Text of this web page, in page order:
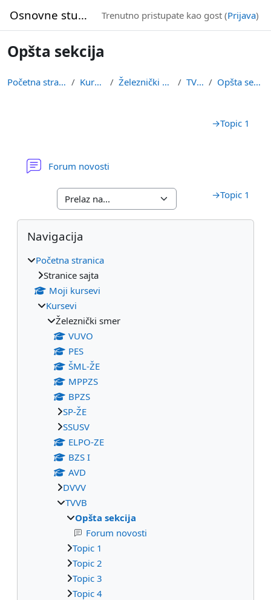
Osnovne studije Trenutno pristupate kao gost (Prijava)
Opšta sekcija
Početna stranica Kursevi Železnički smer TVVB Opšta sekcija
→Topic 1
Forum novosti
→Topic 1
Blokovi
Preskoči Navigacija
Navigacija
Početna stranica
Stranice sajta
Moji kursevi
Kursevi
Železnički smer
VUVO
PES
ŠML-ŽE
MPPZS
BPZS
SP-ŽE
SSUSV
ELPO-ZE
BZS I
AVD
DVVV
TVVB
Opšta sekcija
Forum novosti
Topic 1
Topic 2
Topic 3
Topic 4